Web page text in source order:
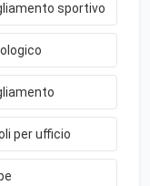
sportivo
per ufficio